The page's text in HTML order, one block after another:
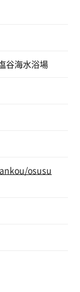
谷海水浴場
osusu